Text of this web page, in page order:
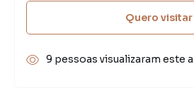
Quero visitar
9 pessoas visualizaram este